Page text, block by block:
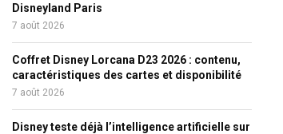
Disneyland Paris
7 août 2026
Coffret Disney Lorcana D23 2026 : contenu,
caractéristiques des cartes et disponibilité
7 août 2026
Disney teste déjà l’intelligence artificielle sur